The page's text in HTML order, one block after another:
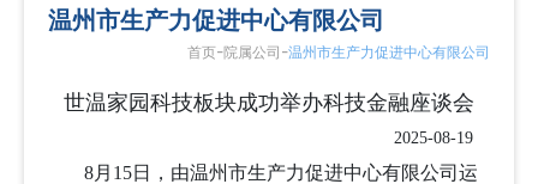
温州市生产力促进中心有限公司
首页-院属公司 -温州市生产力促进中心有限公司
世温家园科技板块成功举办科技金融座谈会
2025-08-19
8月15日，由温州市生产力促进中心有限公司运